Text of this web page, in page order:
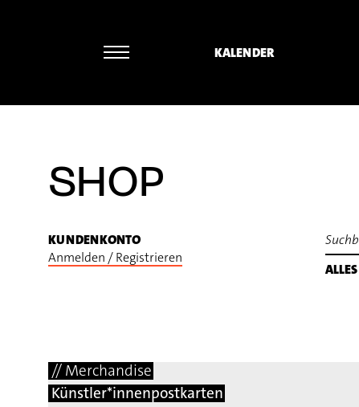
KALENDER
SHOP
KUNDENKONTO
Anmelden / Registrieren
ALLES
// Merchandise
Künstler*innenpostkarten